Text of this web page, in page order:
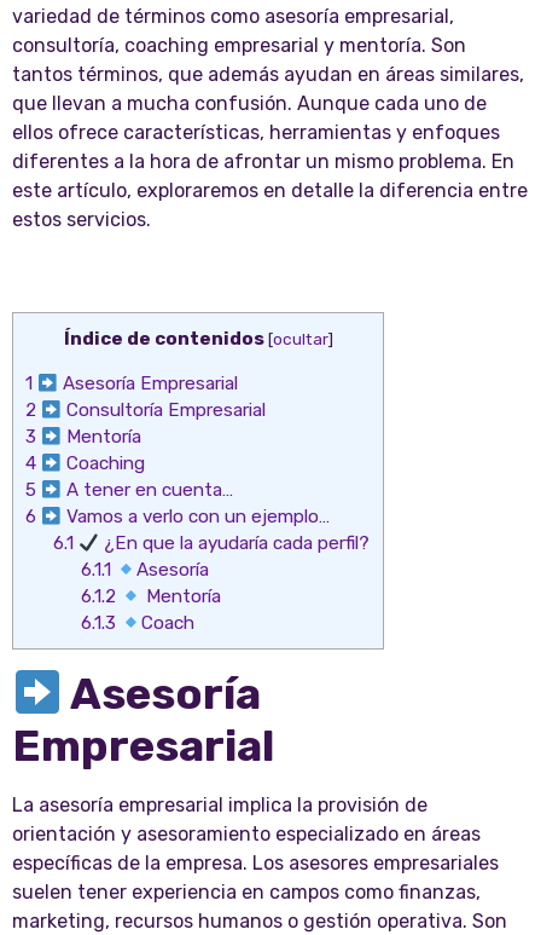
variedad de términos como asesoría empresarial,
consultoría, coaching empresarial y mentoría. Son
tantos términos, que además ayudan en áreas similares,
que llevan a mucha confusión. Aunque cada uno de
ellos ofrece características, herramientas y enfoques
diferentes a la hora de afrontar un mismo problema. En
este artículo, exploraremos en detalle la diferencia entre
estos servicios.
Índice de contenidos [ocultar]
1
Asesoría Empresarial
2
Consultoría Empresarial
3
Mentoría
4
Coaching
5
A tener en cuenta…
6
Vamos a verlo con un ejemplo…
6.1
¿En que la ayudaría cada perfil?
6.1.1
Asesoría
6.1.2
Mentoría
6.1.3
Coach
Asesoría
Empresarial
La asesoría empresarial implica la provisión de
orientación y asesoramiento especializado en áreas
específicas de la empresa. Los asesores empresariales
suelen tener experiencia en campos como finanzas,
marketing, recursos humanos o gestión operativa. Son